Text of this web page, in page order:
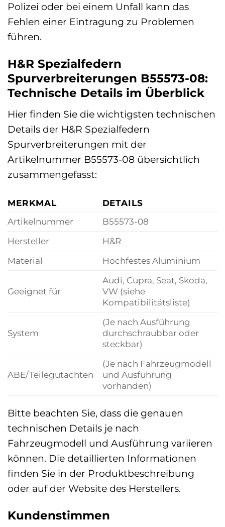
Polizei oder bei einem Unfall kann das
Fehlen einer Eintragung zu Problemen
führen.
H&R Spezialfedern
Spurverbreiterungen B55573-08:
Technische Details im Überblick
Hier finden Sie die wichtigsten technischen
Details der H&R Spezialfedern
Spurverbreiterungen mit der
Artikelnummer B55573-08 übersichtlich
zusammengefasst:
MERKMAL
DETAILS
Artikelnummer
B55573-08
Hersteller
H&R
Material
Hochfestes Aluminium
Geeignet für
Audi, Cupra, Seat, Skoda,
VW (siehe
Kompatibilitätsliste)
System
(Je nach Ausführung
durchschraubbar oder
steckbar)
ABE/Teilegutachten
(Je nach Fahrzeugmodell
und Ausführung
vorhanden)
Bitte beachten Sie, dass die genauen
technischen Details je nach
Fahrzeugmodell und Ausführung variieren
können. Die detaillierten Informationen
finden Sie in der Produktbeschreibung
oder auf der Website des Herstellers.
Kundenstimmen